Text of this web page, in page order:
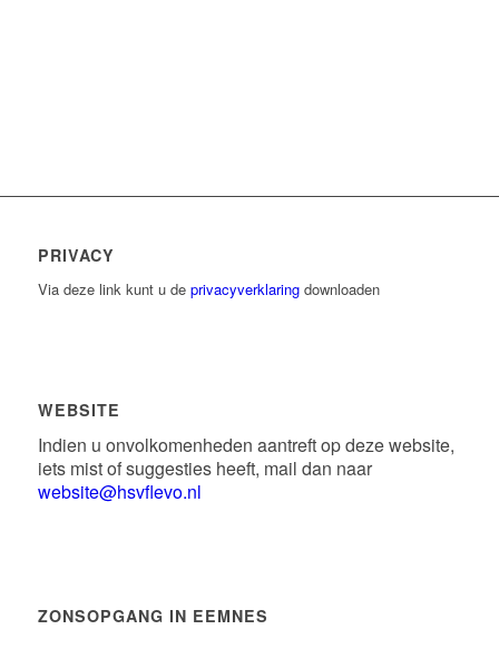
PRIVACY
Via deze link kunt u de privacyverklaringdownloaden
WEBSITE
Indien u onvolkomenheden aantreft op deze website,
iets mist of suggesties heeft, mail dan naar
website@hsvflevo.nl
ZONSOPGANG IN EEMNES